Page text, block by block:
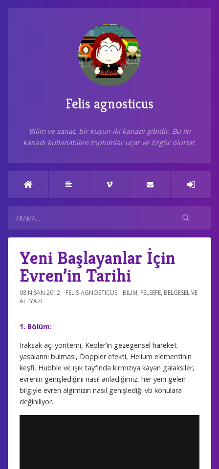
Felis agnosticus
Bilim ve sanat, bir kuşun iki kanadı gibidir. Bu iki
kanadı kullanabilen toplumlar uçar ve özgür olurlar.
Yeni Başlayanlar İçin
Evren’in Tarihi
08 NISAN 2012 FELIS-AGNOSTICUS BILIM, FELSEFE, BELGESEL VE
ALTYAZI
1. Bölüm:
Iraksak açı yöntemi, Kepler’in gezegensel hareket
yasalarını bulması, Doppler efekti, Helium elementinin
keşfi, Hubble ve ışık tayfında kırmızıya kayan galaksiler,
evrenin genişlediğini nasıl anladığımız, her yeni gelen
bilgiyle evren algımızın nasıl genişlediği vb konulara
değiniliyor.